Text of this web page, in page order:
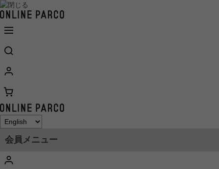
会員メニュー